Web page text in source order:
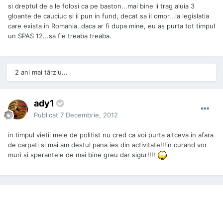
si dreptul de a le folosi ca pe baston...mai bine ii trag aluia 3
gloante de cauciuc si il pun in fund, decat sa il omor...la legislatia
care exista in Romania..daca ar fi dupa mine, eu as purta tot timpul
un SPAS 12...sa fie treaba treaba.
2 ani mai târziu...
ady1
Publicat 7 Decembrie, 2012
in timpul vietii mele de politist nu cred ca voi purta altceva in afara
de carpati si mai am destul pana ies din activitate!!!in curand vor
muri si sperantele de mai bine greu dar sigur!!!!